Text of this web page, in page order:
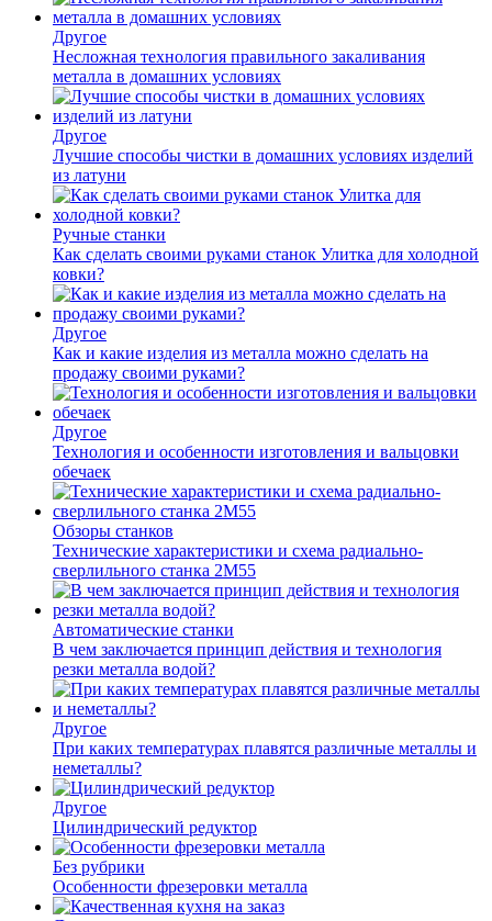
Другое
Несложная технология правильного закаливания
металла в домашних условиях
Другое
Лучшие способы чистки в домашних условиях изделий
из латуни
Ручные станки
Как сделать своими руками станок Улитка для холодной
ковки?
Другое
Как и какие изделия из металла можно сделать на
продажу своими руками?
Другое
Технология и особенности изготовления и вальцовки
обечаек
Обзоры станков
Технические характеристики и схема радиально-
сверлильного станка 2М55
Автоматические станки
В чем заключается принцип действия и технология
резки металла водой?
Другое
При каких температурах плавятся различные металлы и
неметаллы?
Другое
Цилиндрический редуктор
Без рубрики
Особенности фрезеровки металла